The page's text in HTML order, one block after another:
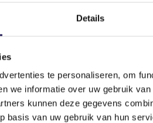
Details
te personaliseren, om
we informatie over uw gebruik
kunnen deze gegevens
basis van uw gebruik van hun
de